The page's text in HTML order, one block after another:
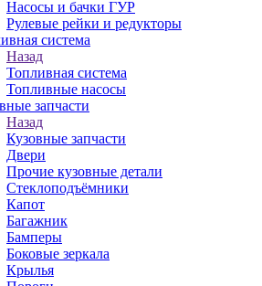
Насосы и бачки ГУР
Рулевые рейки и редукторы
система
Назад
Топливная система
Топливные насосы
запчасти
Назад
Кузовные запчасти
Двери
Прочие кузовные детали
Стеклоподъёмники
Капот
Багажник
Бамперы
Боковые зеркала
Крылья